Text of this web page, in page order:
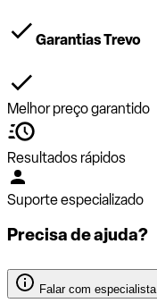
Garantias Trevo
Melhor preço garantido
Resultados rápidos
Suporte especializado
Precisa de ajuda?
Falar com especialista